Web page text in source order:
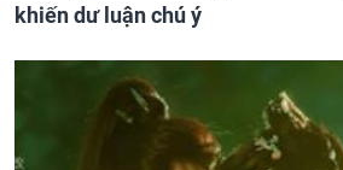
khiến dư luận chú ý